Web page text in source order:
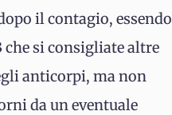
il contagio, essendo
che si consigliate altre
anticorpi, ma non
da un eventuale